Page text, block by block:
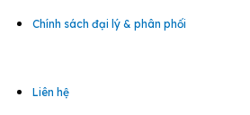
Chính sách đại lý & phân phối
Liên hệ